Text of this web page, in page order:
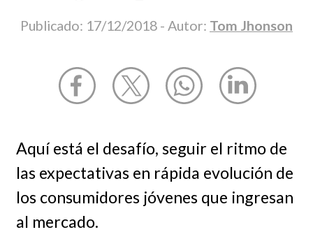
Publicado: 17/12/2018 - Autor: Tom Jhonson
Aquí está el desafío, seguir el ritmo de
las expectativas en rápida evolución de
los consumidores jóvenes que ingresan
al mercado.